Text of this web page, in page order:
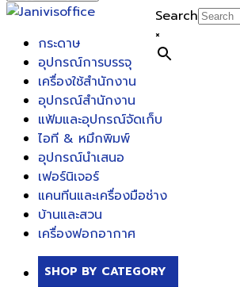
Search
×
กระดาษ
อุปกรณ์การบรรจุ
เครื่องใช้สำนักงาน
อุปกรณ์สำนักงาน
แฟ้มและอุปกรณ์จัดเก็บ
ไอที & หมึกพิมพ์
อุปกรณ์นำเสนอ
เฟอร์นิเจอร์
แคนทีนและเครื่องมือช่าง
บ้านและสวน
เครื่องฟอกอากาศ
SHOP BY CATEGORY